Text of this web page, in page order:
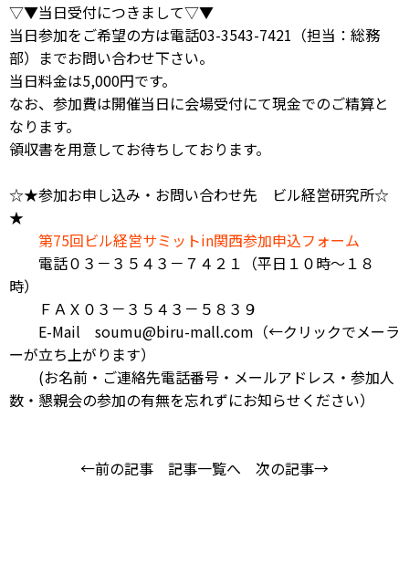
▽▼当日受付につきまして▽▼
当日参加をご希望の方は電話03-3543-7421（担当：総務
部）までお問い合わせ下さい。
当日料金は5,000円です。
なお、参加費は開催当日に会場受付にて現金でのご精算と
なります。
領収書を用意してお待ちしております。
☆★参加お申し込み・お問い合わせ先 ビル経営研究所☆
★
第75回ビル経営サミットin関西参加申込フォーム
電話０３－３５４３－７４２１（平日１０時～１８
時）
ＦＡＸ０３－３５４３－５８３９
E-Mail soumu@biru-mall.com （←クリックでメーラ
ーが立ち上がります）
(お名前・ご連絡先電話番号・メールアドレス・参加人
数・懇親会の参加の有無を忘れずにお知らせください）
←前の記事 記事一覧へ 次の記事→